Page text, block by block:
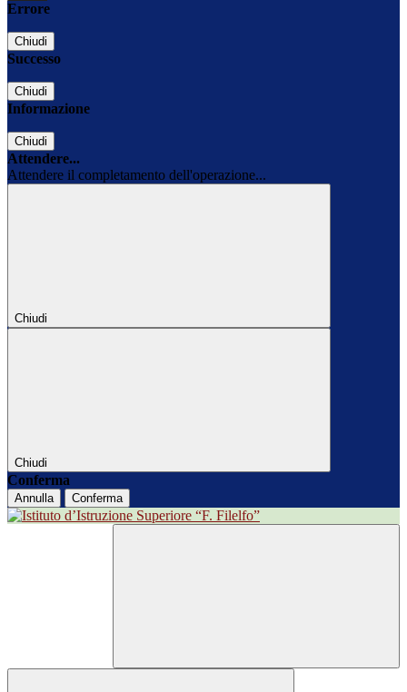
Errore
Chiudi
Successo
Chiudi
Informazione
Chiudi
Attendere...
Attendere il completamento dell'operazione...
Chiudi
Chiudi
Conferma
Annulla Conferma